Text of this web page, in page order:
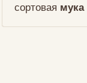
сортовая мука